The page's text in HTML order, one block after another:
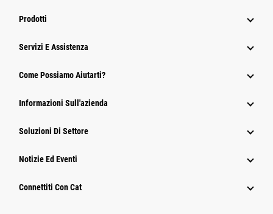
Prodotti
Servizi E Assistenza
Come Possiamo Aiutarti?
Informazioni Sull'azienda
Soluzioni Di Settore
Notizie Ed Eventi
Connettiti Con Cat